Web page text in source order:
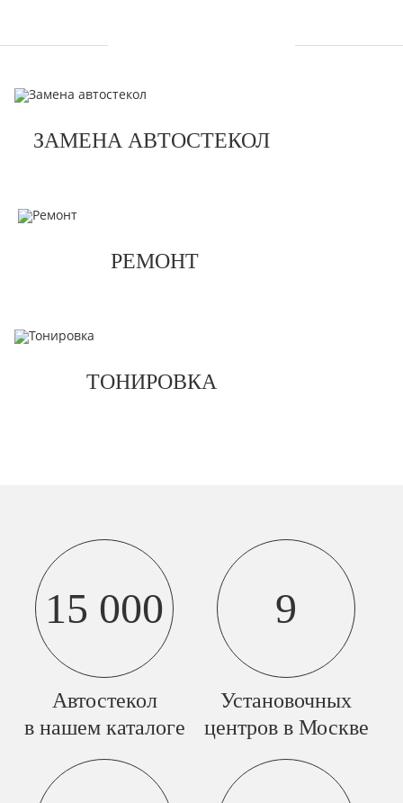
ЗАМЕНА АВТОСТЕКОЛ
РЕМОНТ
ТОНИРОВКА
15 000
Автостекол
в нашем каталоге
9
Установочных
центров в Москве